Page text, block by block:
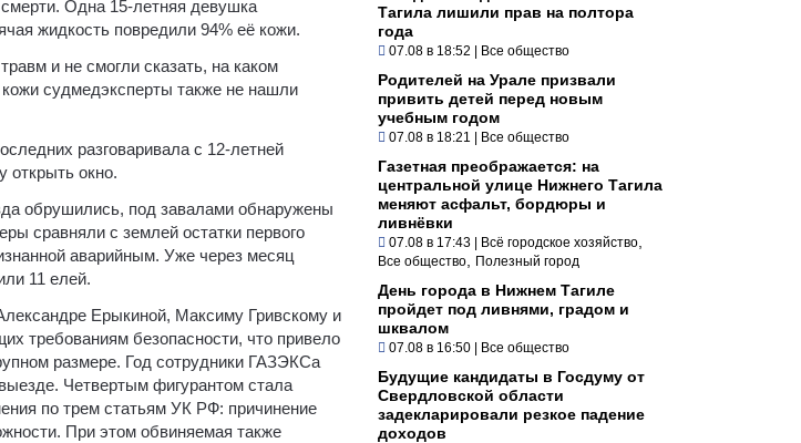
Одна 15-летняя девушка
жидкость повредили 94% её кожи.
и не смогли сказать, на каком
судмедэксперты также не нашли
разговаривала с 12-летней
открыть окно.
обрушились, под завалами обнаружены
сравняли с землей остатки первого
аварийным. Уже через месяц
11 елей.
Ерыкиной, Максиму Гривскому и
требованиям безопасности, что привело
размере. Год сотрудники ГАЗЭКСа
Четвертым фигурантом стала
по трем статьям УК РФ: причинение
При этом обвиняемая также
Тагила лишили прав на полтора
года
07.08 в 18:52 | Все общество
Родителей на Урале призвали
привить детей перед новым
учебным годом
07.08 в 18:21 | Все общество
Газетная преображается: на
центральной улице Нижнего Тагила
меняют асфальт, бордюры и
ливнёвки
07.08 в 17:43 | Всё городское хозяйство
Все общество Полезный город
День города в Нижнем Тагиле
пройдет под ливнями, градом и
шквалом
07.08 в 16:50 | Все общество
Будущие кандидаты в Госдуму от
Свердловской области
задекларировали резкое падение
доходов